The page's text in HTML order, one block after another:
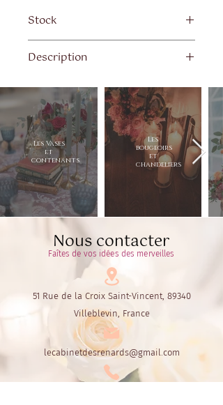
Stock
Description
Dimensions
Hauteur 110 cm
Diamètre 25 cm
Les Vases
et
contenants
Les
bougeoirs
et
chandeliers
Nous contacter
Faîtes de vos idées des merveilles
51 Rue de la Croix Saint-Vincent, 89340
Villeblevin, France
lecabinetdesrenards@gmail.com